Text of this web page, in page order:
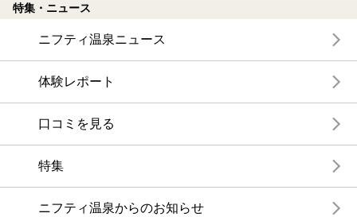
特集・ニュース
ニフティ温泉ニュース
体験レポート
口コミを見る
特集
ニフティ温泉からのお知らせ